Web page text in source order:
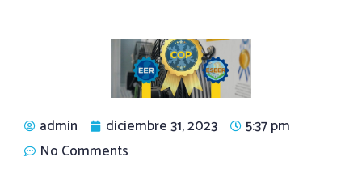
admin diciembre 31, 2023
5:37 pm
No Comments